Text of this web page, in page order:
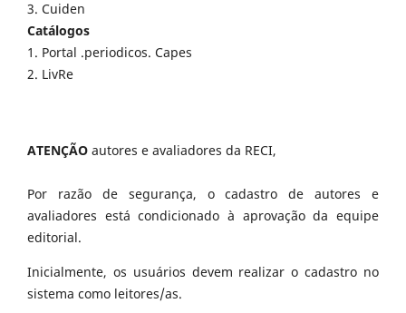
3. Cuiden
Catálogos
1. Portal .periodicos. Capes
2. LivRe
ATENÇÃO autores e avaliadores da RECI,
Por razão de segurança, o cadastro de autores e
avaliadores está condicionado à aprovação da equipe
editorial.
Inicialmente, os usuários devem realizar o cadastro no
sistema como leitores/as.